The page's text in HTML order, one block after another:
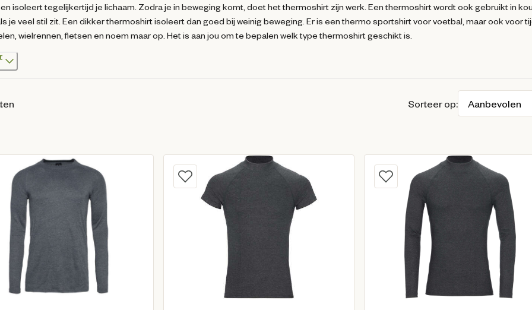
isoleert tegelijkertijd je lichaam. Zodra je in beweging komt, doet het thermoshirt zijn werk. Een thermoshirt wordt ook gebruikt in
je veel stil zit. Een dikker thermoshirt isoleert dan goed bij weinig beweging. Er is een thermo sportshirt voor voetbal, maar ook voor
wielrennen, fietsen en noem maar op. Het is aan jou om te bepalen welk type thermoshirt geschikt is.
Sorteer op: